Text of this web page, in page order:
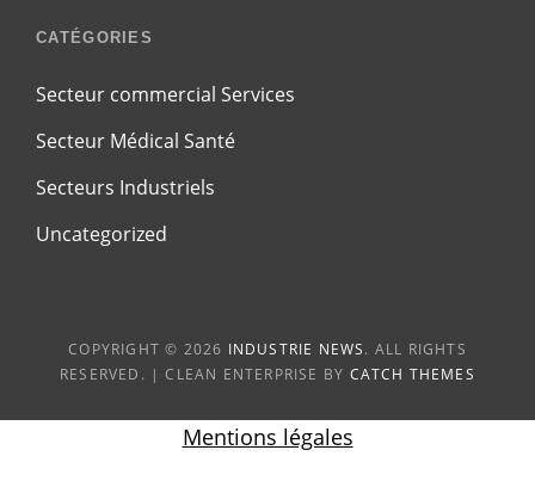
CATÉGORIES
Secteur commercial Services
Secteur Médical Santé
Secteurs Industriels
Uncategorized
COPYRIGHT © 2026 INDUSTRIE NEWS. ALL RIGHTS
RESERVED. | CLEAN ENTERPRISE BY CATCH THEMES
Mentions légales